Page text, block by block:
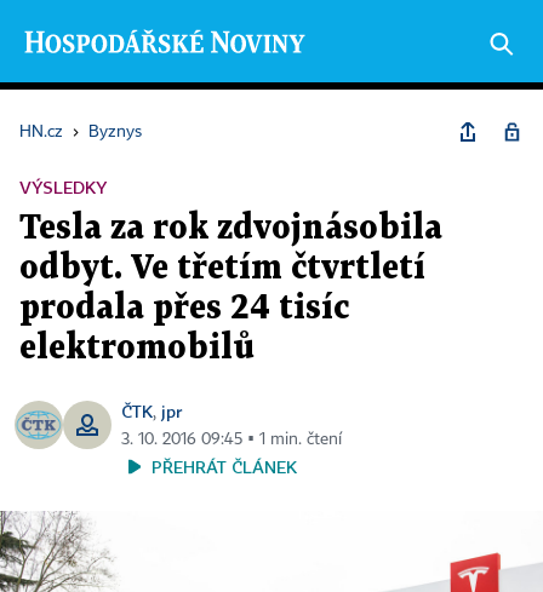
HN.cz › Byznys
VÝSLEDKY
Tesla za rok zdvojnásobila
odbyt. Ve třetím čtvrtletí
prodala přes 24 tisíc
elektromobilů
ČTK, jpr
3. 10. 2016 09:45 ▪ 1 min. čtení
PŘEHRÁT ČLÁNEK